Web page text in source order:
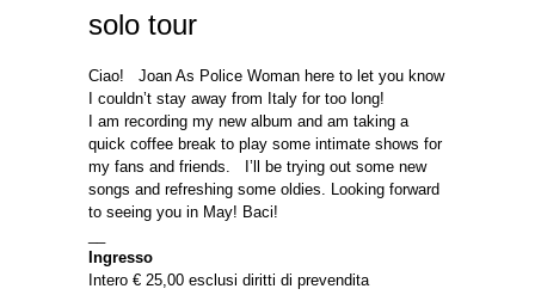
solo tour
Ciao! Joan As Police Woman here to let you know
I couldn’t stay away from Italy for too long!
I am recording my new album and am taking a
quick coffee break to play some intimate shows for
my fans and friends. I’ll be trying out some new
songs and refreshing some oldies. Looking forward
to seeing you in May! Baci!
Ingresso
Intero € 25,00 esclusi diritti di prevendita